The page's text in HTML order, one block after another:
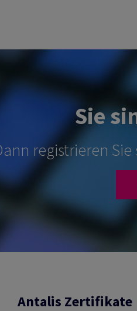
Sie
registrieren
Antalis Zertifikate